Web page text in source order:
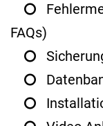
FAQs)